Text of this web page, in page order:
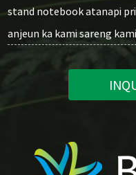
stand notebook atanapi
anjeun ka kami sareng